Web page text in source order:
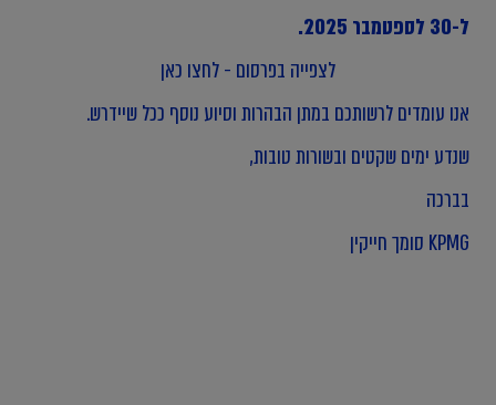
ל-30 לספטמבר 2025.
לצפייה בפרסום - לחצו כאן
אנו עומדים לרשותכם במתן הבהרות וסיוע נוסף ככל שיידרש.
שנדע ימים שקטים ובשורות טובות,
בברכה
KPMG סומך חייקין